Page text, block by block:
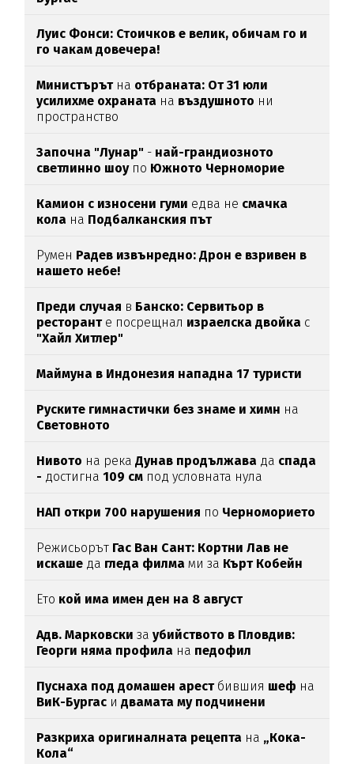
Луис Фонси: Стоичков е велик, обичам го и
го чакам довечера!
Министърътна отбраната: От 31 юли
усилихме охраната на въздушното ни
пространство
Започна "Лунар" - най-грандиозното
светлинно шоупо Южното Черноморие
Камион с износени гуми едва нe смачка
кола на Подбалканския път
Румен Радев извънредно: Дрон е взривен в
нашето небе!
Преди случая в Банско: Сервитьор в
ресторант е посрещнал израелска двойка с
"Хайл Хитлер"
Маймуна в Индонезия нападна 17 туристи
Руските гимнастички без знаме и химн на
Световното
Нивото на рекаДунав продължава да спада
- достигна109 см под условната нула
НАП откри 700 нарушения по Черноморието
Режисьорът Гас Ван Сант: Кортни Лав не
искаше да гледа филма ми за Кърт Кобейн
Ето кой има имен ден на 8 август
Адв. Марковски заубийството в Пловдив:
Георги няма профила на педофил
Пуснаха под домашен арестбившия шеф на
ВиК-Бургас и двамата му подчинени
Разкриха оригиналната рецепта на „Кока-
Кола“